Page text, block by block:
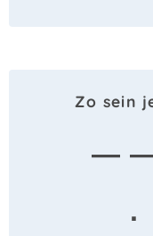
Zo sein
— —
·